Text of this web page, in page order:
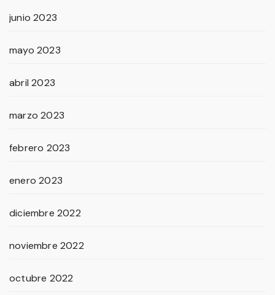
junio 2023
mayo 2023
abril 2023
marzo 2023
febrero 2023
enero 2023
diciembre 2022
noviembre 2022
octubre 2022